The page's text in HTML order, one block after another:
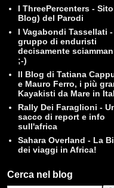
I ThreePercenters -
Blog) del Parodi
I Vagabondi Tassellati -
gruppo di enduristi
decisamente
;-)
Il Blog di Tatiana
e Mauro Ferro, i più
Kayakisti da Mare in
Rally Dei Faraglioni -
sacco di report e info
sull'africa
Sahara Overland - La
dei viaggi in Africa!
Cerca nel blog